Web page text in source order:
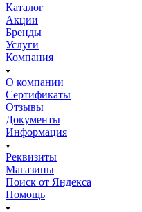
Каталог
Акции
Бренды
Услуги
Компания
О компании
Сертификаты
Отзывы
Документы
Информация
Реквизиты
Магазины
Поиск от Яндекса
Помощь